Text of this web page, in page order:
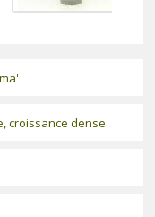
croissance dense